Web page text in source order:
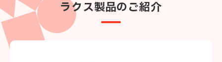
ラクス製品のご紹介